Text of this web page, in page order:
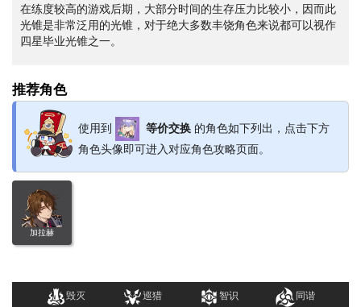
在练度较高的游戏后期，大部分时间的生存压力比较小，因而此
光锥是非常泛用的光锥，对于绝大多数丰饶角色来说都可以视作
四星毕业光锥之一。
推荐角色
使用到 等价交换 的角色如下列出，点击下方
角色头像即可进入对应角色攻略页面。
加拉赫
毁灭 巡猎 智识 同谐